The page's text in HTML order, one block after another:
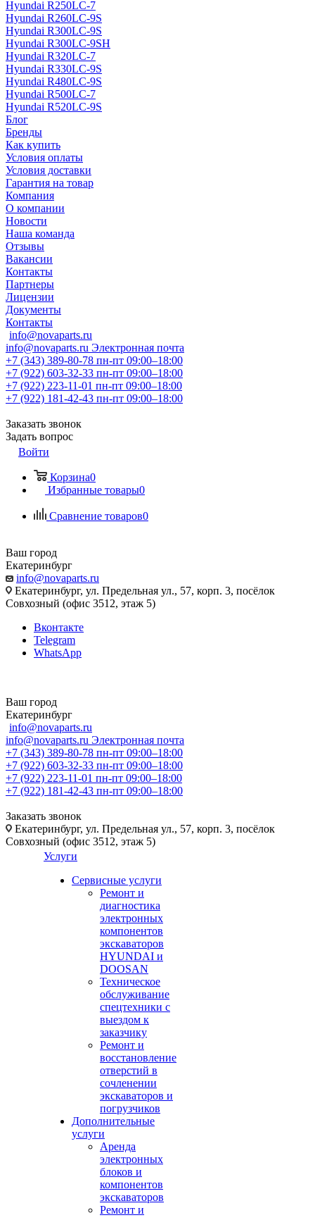
Hyundai R250LC-7
Hyundai R260LC-9S
Hyundai R300LC-9S
Hyundai R300LC-9SH
Hyundai R320LC-7
Hyundai R330LC-9S
Hyundai R480LC-9S
Hyundai R500LC-7
Hyundai R520LC-9S
Блог
Бренды
Как купить
Условия оплаты
Условия доставки
Гарантия на товар
Компания
О компании
Новости
Наша команда
Отзывы
Вакансии
Контакты
Партнеры
Лицензии
Документы
Контакты
info@novaparts.ru
info@novaparts.ru Электронная почта
+7 (343) 389-80-78 пн-пт 09:00–18:00
+7 (922) 603-32-33 пн-пт 09:00–18:00
+7 (922) 223-11-01 пн-пт 09:00–18:00
+7 (922) 181-42-43 пн-пт 09:00–18:00
Заказать звонок
Задать вопрос
Войти
Корзина0
Избранные товары0
Сравнение товаров0
Ваш город
Екатеринбург
info@novaparts.ru
Екатеринбург, ул. Предельная ул., 57, корп. 3, посёлок
Совхозный (офис 3512, этаж 5)
Вконтакте
Telegram
WhatsApp
Ваш город
Екатеринбург
info@novaparts.ru
info@novaparts.ru Электронная почта
+7 (343) 389-80-78 пн-пт 09:00–18:00
+7 (922) 603-32-33 пн-пт 09:00–18:00
+7 (922) 223-11-01 пн-пт 09:00–18:00
+7 (922) 181-42-43 пн-пт 09:00–18:00
Заказать звонок
Екатеринбург, ул. Предельная ул., 57, корп. 3, посёлок
Совхозный (офис 3512, этаж 5)
Услуги
Сервисные услуги
Ремонт и
диагностика
электронных
компонентов
экскаваторов
HYUNDAI и
DOOSAN
Техническое
обслуживание
спецтехники с
выездом к
заказчику
Ремонт и
восстановление
отверстий в
сочленении
экскаваторов и
погрузчиков
Дополнительные
услуги
Аренда
электронных
блоков и
компонентов
экскаваторов
Ремонт и